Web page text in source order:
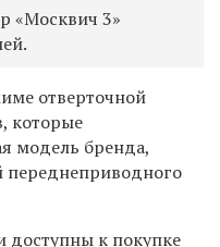
«Москвич 3»
отверточной
которые
модель бренда,
переднеприводного
доступны к покупке